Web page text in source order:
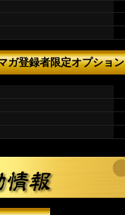
ガ登録者限定オプション